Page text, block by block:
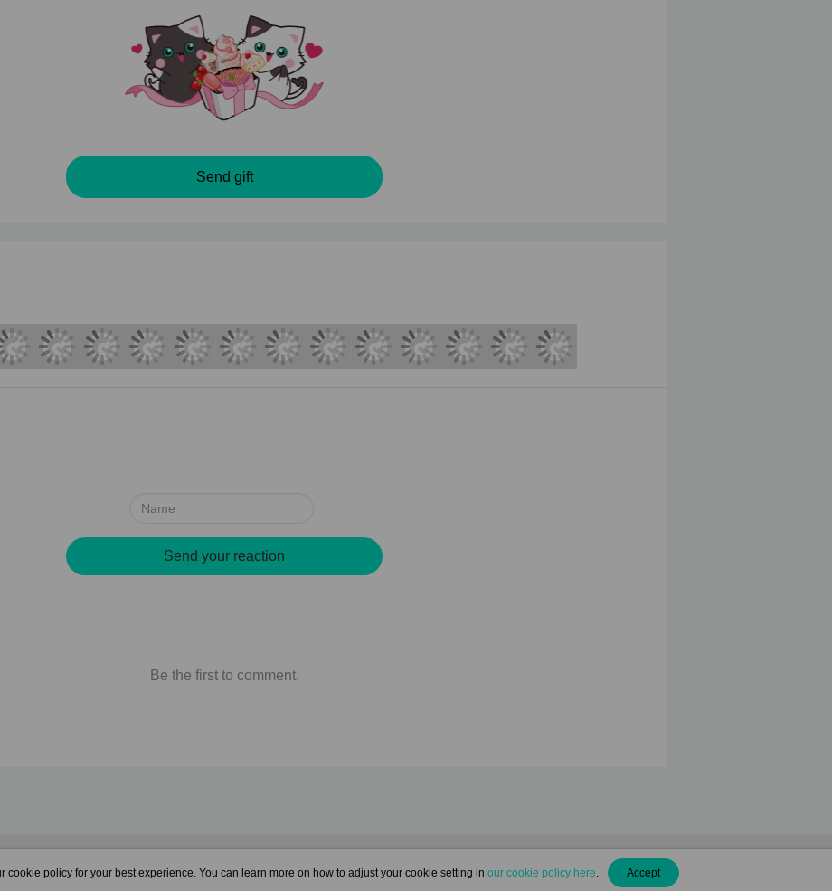
Send gift
Name:
Send your reaction
Be the first to comment.
lunarwrite is Now Available!
cookie policy for your best experience. You can learn more on how to adjust your cookie setting in our cookie policy here Accept